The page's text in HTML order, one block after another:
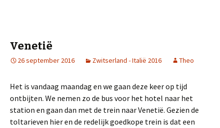
Venetië
26 september 2016 Zwitserland - Italië 2016 Theo
Het is vandaag maandag en we gaan deze keer op tijd
ontbijten. We nemen zo de bus voor het hotel naar het
station en gaan dan met de trein naar Venetië. Gezien de
toltarieven hier en de redelijk goedkope trein is dat een